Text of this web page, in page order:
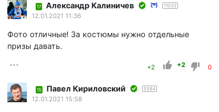
17 Александр Калиничев 11033
12.01.2021 11:36
Фото отличные! За костюмы нужно отдельные
призы давать.
+2 +2 0
15 Павел Кириловский 5584
12.01.2021 15:58